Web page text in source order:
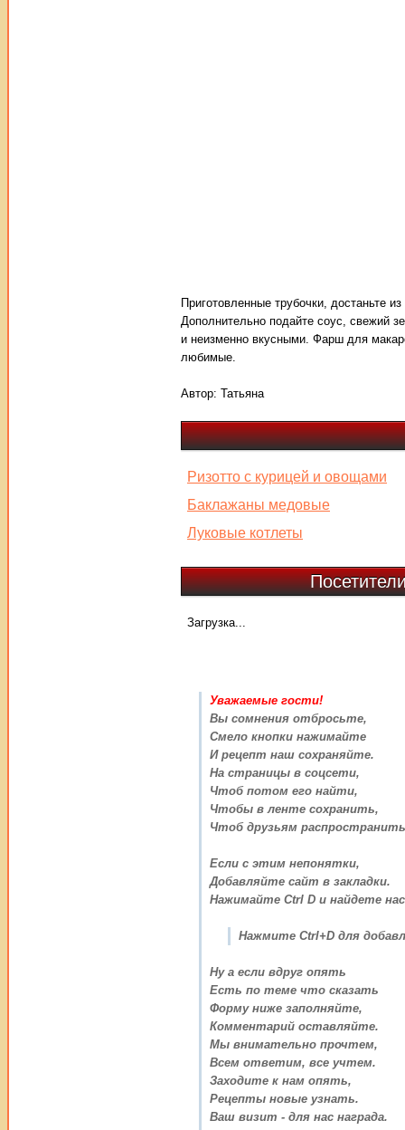
Приготовленные трубочки, достаньте
Дополнительно подайте соус, свежий
и неизменно вкусными. Фарш для
любимые.
Автор: Татьяна
Ризотто с курицей и овощами
Баклажаны медовые
Луковые котлеты
Загрузка...
Уважаемые гости!
Вы сомнения отбросьте,
Смело кнопки нажимайте
И рецепт наш сохраняйте.
На страницы в соцсети,
Чтоб потом его найти,
Чтобы в ленте сохранить,
Чтоб друзьям
Если с этим непонятки,
Добавляйте сайт в закладки.
Нажимайте Ctrl D и найдете
Нажмите Ctrl+D для
Ну а если вдруг опять
Есть по теме что сказать
Форму ниже заполняйте,
Комментарий оставляйте.
Мы внимательно прочтем,
Всем ответим, все учтем.
Заходите к нам опять,
Рецепты новые узнать.
Ваш визит - для нас награда.